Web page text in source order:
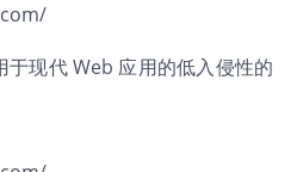
于现代 Web 应用的低入侵性的